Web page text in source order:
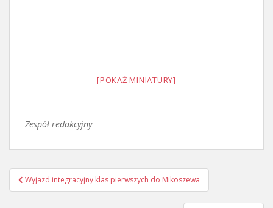
[POKAŻ MINIATURY]
Zespół redakcyjny
Nawigacja
wpisu
Wyjazd integracyjny klas pierwszych do Mikoszewa